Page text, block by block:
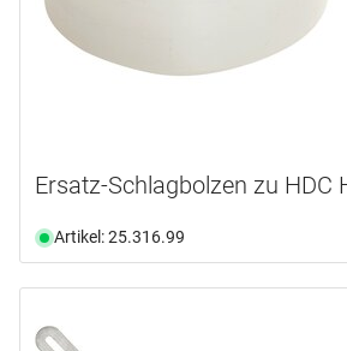
Ersatz-Schlagbolzen zu HDC
Artikel: 25.316.99